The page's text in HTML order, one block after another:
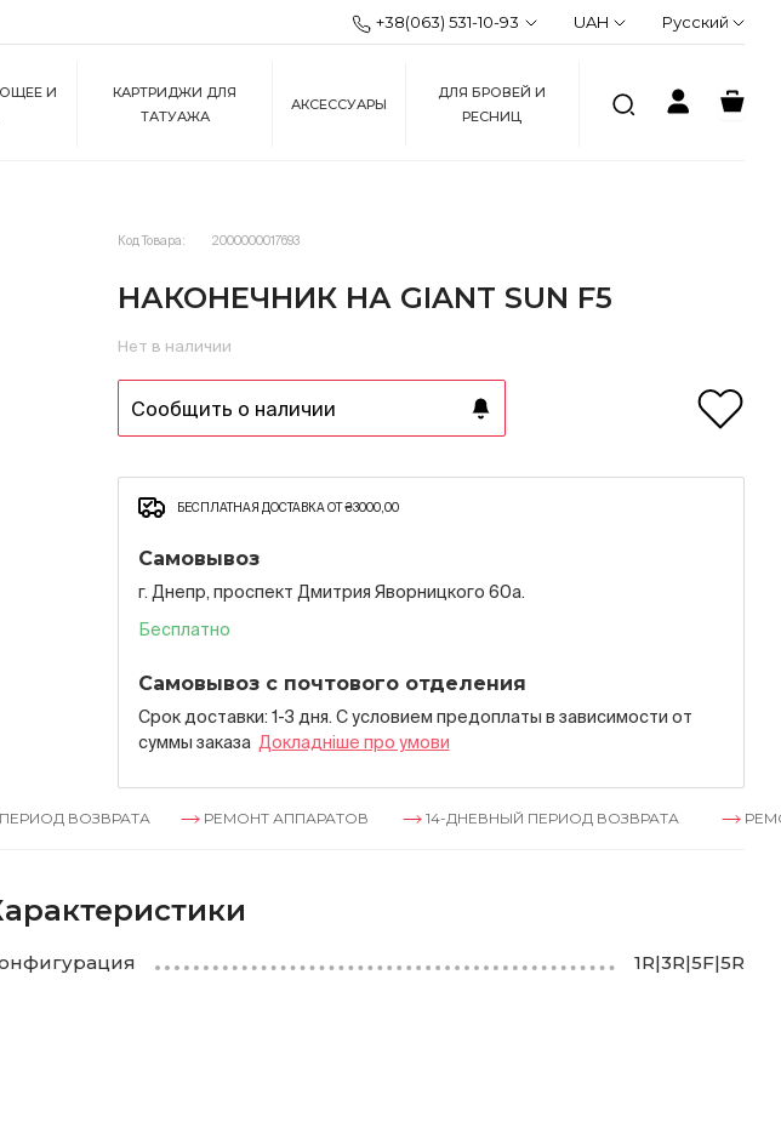
+38(063) 531-10-93 UAH Русский
И
КАРТРИДЖИ ДЛЯ
ТАТУАЖА
АКСЕССУАРЫ
ДЛЯ БРОВЕЙ И
РЕСНИЦ
Код Товара: 2000000017693
НАКОНЕЧНИК НА GIANT SUN F5
Нет в наличии
Сообщить о наличии
БЕСПЛАТНАЯ ДОСТАВКА ОТ ₴3000,00
Самовывоз
г. Днепр, проспект Дмитрия Яворницкого 60а.
Бесплатно
Самовывоз с почтового отделения
Срок доставки: 1-3 дня. С условием предоплаты в зависимости от
суммы заказа Докладнiше про умови
РЕМОНТ АППАРАТОВ 14-ДНЕВНЫЙ ПЕРИОД ВОЗВРАТА РЕМОНТ
1R|3R|5F|5R